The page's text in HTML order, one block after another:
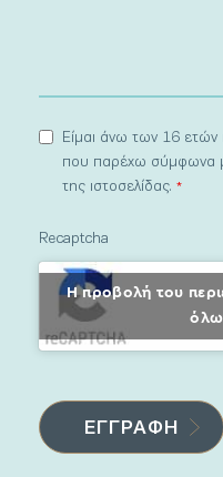
Είμαι άνω των 16
που παρέχω σύμφωνα
της ιστοσελίδας.*
Recaptcha
Η προβολή του